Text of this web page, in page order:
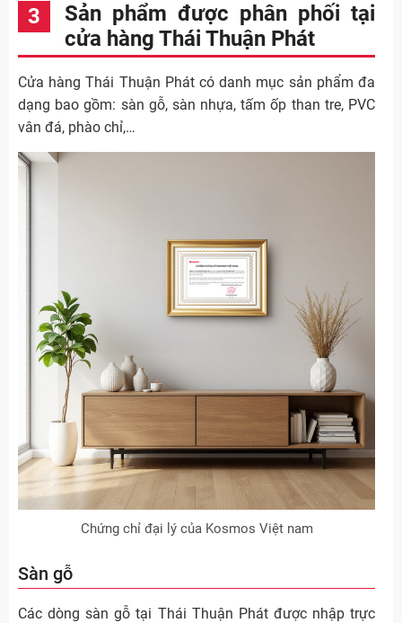
Sản phẩm được phân phối tại
cửa hàng Thái Thuận Phát
Cửa hàng Thái Thuận Phát có danh mục sản phẩm đa
dạng bao gồm: sàn gỗ, sàn nhựa, tấm ốp than tre, PVC
vân đá, phào chỉ,…
Chứng chỉ đại lý của Kosmos Việt nam
Sàn gỗ
Các dòng sàn gỗ tại Thái Thuận Phát được nhập trực